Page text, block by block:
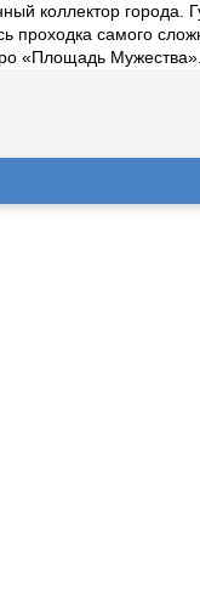
коллектор города.
проходка самого
«Площадь